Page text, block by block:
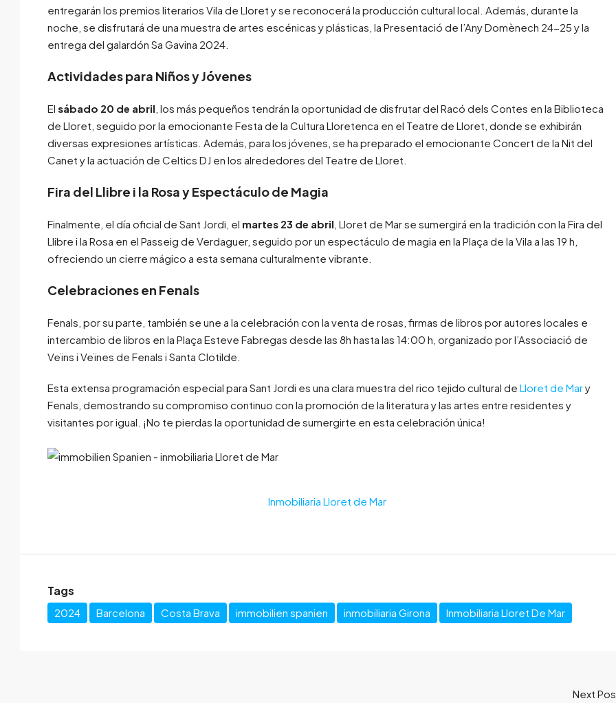
entregarán los premios literarios Vila de Lloret y se reconocerá la producción cultural local. Además, durante la
noche, se disfrutará de una muestra de artes escénicas y plásticas, la Presentació de l’Any Domènech 24-25 y la
entrega del galardón Sa Gavina 2024.
Actividades para Niños y Jóvenes
El sábado 20 de abril , los más pequeños tendrán la oportunidad de disfrutar del Racó dels Contes en la Biblioteca
de Lloret, seguido por la emocionante Festa de la Cultura Lloretenca en el Teatre de Lloret, donde se exhibirán
diversas expresiones artísticas. Además, para los jóvenes, se ha preparado el emocionante Concert de la Nit del
Canet y la actuación de Celtics DJ en los alrededores del Teatre de Lloret.
Fira del Llibre i la Rosa y Espectáculo de Magia
Finalmente, el día oficial de Sant Jordi, el martes 23 de abril , Lloret de Mar se sumergirá en la tradición con la Fira del
Llibre i la Rosa en el Passeig de Verdaguer, seguido por un espectáculo de magia en la Plaça de la Vila a las 19 h,
ofreciendo un cierre mágico a esta semana culturalmente vibrante.
Celebraciones en Fenals
Fenals, por su parte, también se une a la celebración con la venta de rosas, firmas de libros por autores locales e
intercambio de libros en la Plaça Esteve Fabregas desde las 8h hasta las 14:00 h, organizado por l’Associació de
Veïns i Veïnes de Fenals i Santa Clotilde.
Esta extensa programación especial para Sant Jordi es una clara muestra del rico tejido cultural de Lloret de Mary
Fenals, demostrando su compromiso continuo con la promoción de la literatura y las artes entre residentes y
visitantes por igual. ¡No te pierdas la oportunidad de sumergirte en esta celebración única!
Inmobiliaria Lloret de Mar
Tags
2024 Barcelona Costa Brava immobilien spanien inmobiliaria Girona Inmobiliaria Lloret De Mar
Next